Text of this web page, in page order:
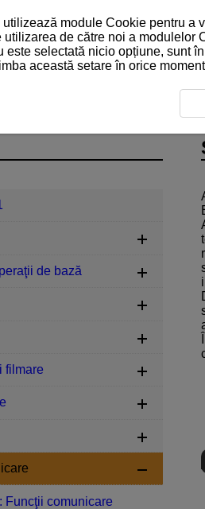
de bază
filmare
Funcţii comunicare
module Cookie pentru
utilizarea de către noi a modulelor
este selectată nicio opțiune, sunt
această setare în orice